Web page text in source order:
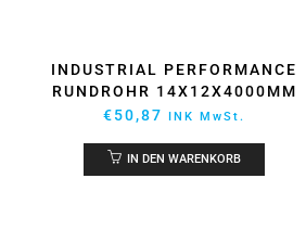
INDUSTRIAL PERFORMANCE
RUNDROHR 14X12X4000MM
€50,87 INK MwSt.
IN DEN WARENKORB